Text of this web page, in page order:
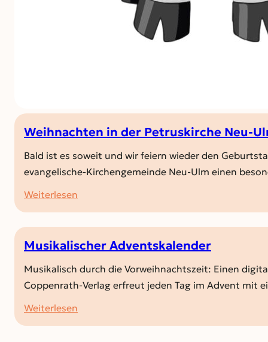
Weihnachten in der Petruskirche Neu-
Bald ist es soweit und wir feiern wieder den
evangelische-Kirchengemeinde Neu-Ulm einen
Weiterlesen
Weihnachten
in
der
Neu-
Ulm
Musikalischer Adventskalender
Musikalisch durch die Vorweihnachtszeit: Einen
Coppenrath-Verlag erfreut jeden Tag im Advent mit
Weiterlesen
Musikalischer